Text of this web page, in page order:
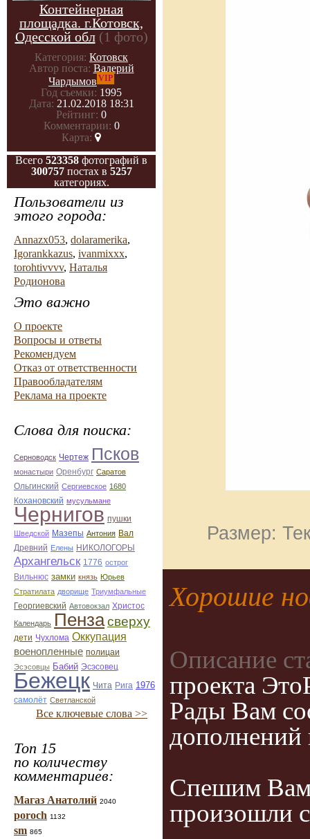
Контейнерная
площадка. г.Котовск,
Одесской обл (1 фото)
Категория: Котовск
Автор поста: Валерий
Чардымов VIP
Год съемки: 1995
Дата: 21.02.2018 18:31
Рейтинг: 0
Комментарии: 0
Карта:
Всего 523358 фотографий в
300757постах в 5257
категориях.
Пользователи из
этого города:
Annazx053, dolaramerika,
Igorankkazus, ivanmixxx,
torohtivvvv, Наталья
Родионова
Это важно
О проекте
Вопросы и ответы
Рекомендуем
Отказ от ответственности
Правообладателям
Реклама на проекте
Слова для поиска:
Серноводск Чертеж Псков
монастыри Оренбург Саратов
Ольгинский Сергиевское 1680
Кохановский мусульмане
Чернигов пушки
Шведской Мазепы Антония Вал
Древний Елены НИКОЛОГОРЫ
Архангельск 1776 острог
Вильнюс замки князь Юрьев
Стратилата дворище Триумфальные
Георгиевский Автовокзал Христос
Календарь Пензасверху
дети Чухлома Оккупация
военопленные полицаи
Эсэсовцы Бабий Эсэсовец
Бежецк Чита Рига 1976
самолёт Светланской
Все ключевые слова >>
Топ 15
по количеству
комментариев:
Магаз Анатолий 2040
poroch 1132
sm 865
Размер:
Хорошие
Описание
проекта
Рады Вам
дополнений
Спешим Вам
произошли